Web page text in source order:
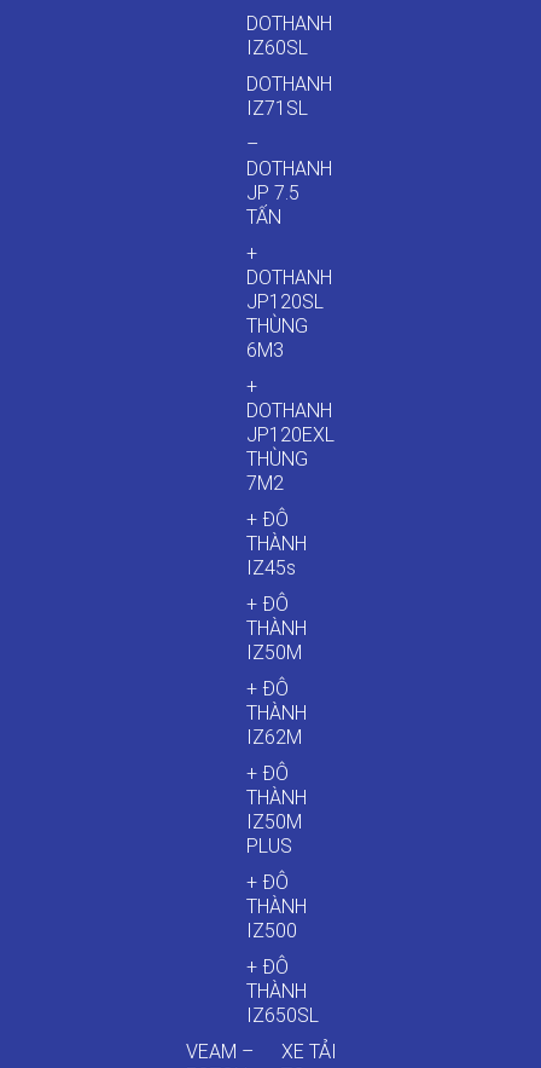
DOTHANH
IZ60SL
DOTHANH
IZ71SL
–
DOTHANH
JP 7.5
TẤN
+
DOTHANH
JP120SL
THÙNG
6M3
+
DOTHANH
JP120EXL
THÙNG
7M2
+ ĐÔ
THÀNH
IZ45s
+ ĐÔ
THÀNH
IZ50M
+ ĐÔ
THÀNH
IZ62M
+ ĐÔ
THÀNH
IZ50M
PLUS
+ ĐÔ
THÀNH
IZ500
+ ĐÔ
THÀNH
IZ650SL
VEAM –
XE TẢI